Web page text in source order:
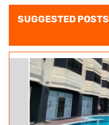
SUGGESTED POSTS